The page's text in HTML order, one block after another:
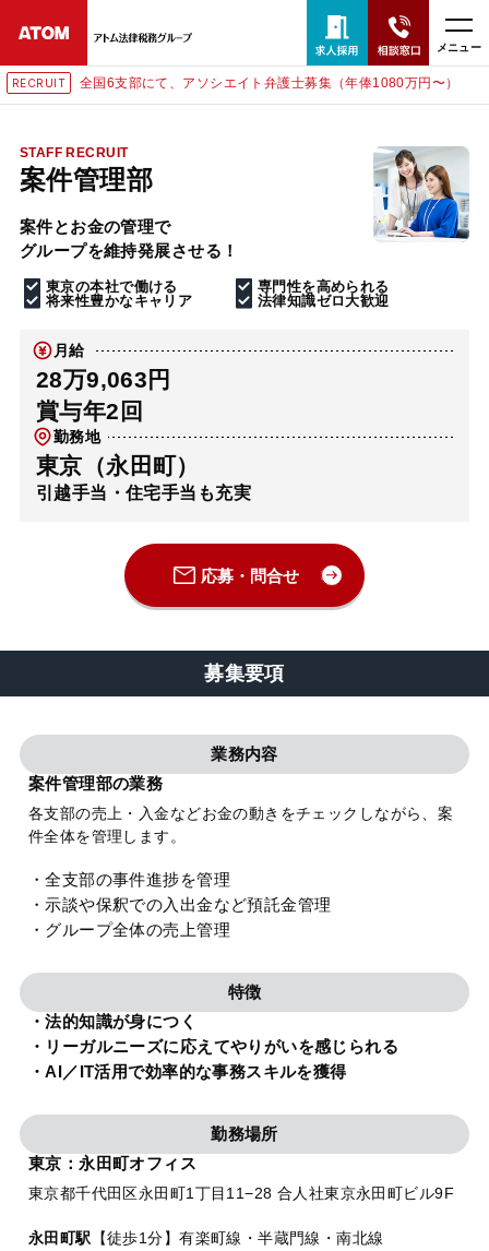
メニュー
RECRUIT 全国6支部にて、アソシエイト弁護士募集（年俸1080万円〜）
STAFF RECRUIT
案件管理部
案件とお金の管理で
グループを維持発展させる！
東京の本社で働ける
専門性を高められる
将来性豊かなキャリア
法律知識ゼロ大歓迎
月給
28万9,063円
賞与年2回
勤務地
東京（永田町）
引越手当・住宅手当も充実
応募・問合せ
募集要項
業務内容
案件管理部の業務
各支部の売上・入金などお金の動きをチェックしながら、案
件全体を管理します。
・全支部の事件進捗を管理
・示談や保釈での入出金など預託金管理
・グループ全体の売上管理
特徴
・法的知識が身につく
・リーガルニーズに応えてやりがいを感じられる
・AI／IT活用で効率的な事務スキルを獲得
勤務場所
東京：永田町オフィス
東京都千代田区永田町1丁目11−28 合人社東京永田町ビル9F
永田町駅 【徒歩1分】有楽町線・半蔵門線・南北線
24時間365日全国対応
無料相談窓口はこちら
電話・LINE・メールで相談予約受付中
ホーム
解決実績
アクセス
求人採用
相談先情報サイト
プライバシーポリシー 利用規約 内部通報